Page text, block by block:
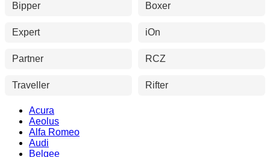
Bipper Boxer
Expert iOn
Partner RCZ
Traveller Rifter
Acura
Aeolus
Alfa Romeo
Audi
Belgee